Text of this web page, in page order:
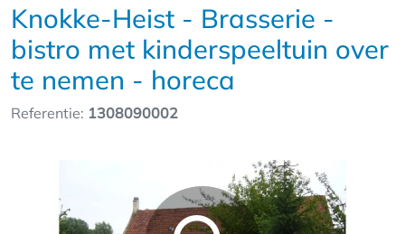
Knokke-Heist - Brasserie -
bistro met kinderspeeltuin over
te nemen - horeca
Referentie: 1308090002